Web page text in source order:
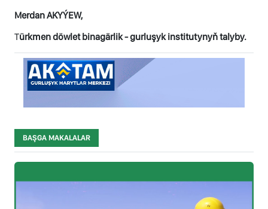
Merdan AKYÝEW,
Türkmen döwlet binagärlik - gurluşyk institutynyň talyby.
BAŞGA MAKALALAR